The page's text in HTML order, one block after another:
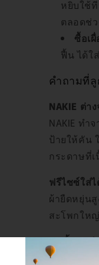
หยิบใช้
ตลอดช่
ซื้อเ
ฟื้น ได้ใ
คำถามที่
NAKIE ต่า
NAKIE ทำ
ป้ายให้คัน
กระดาษที่
ฟรีไซซ์ใส่ไ
ผ้ายืดหยุ่น
สะโพกให
12 ชิ้นพอส
ทริป 8-10